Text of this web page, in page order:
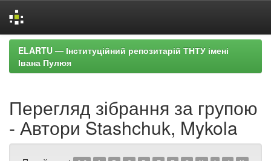
Skip
navigation
ELARTU — Інституційний репозитарій ТНТУ імені
Івана Пулюя
Перегляд зібрання за групою
- Автори Stashchuk, Mykola